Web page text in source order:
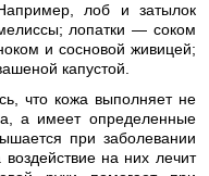
лоб и затылок
лопатки — соком
и сосновой живицей;
капустой.
что кожа выполняет не
а имеет определенные
при заболевании
на них лечит